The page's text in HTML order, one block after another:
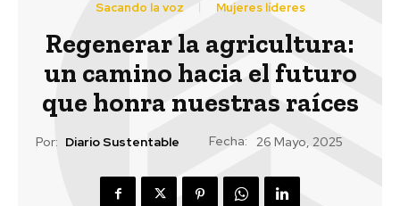
Sacando la voz Mujeres líderes
Regenerar la agricultura:
un camino hacia el futuro
que honra nuestras raíces
Por: Diario Sustentable Fecha: 26 Mayo, 2025